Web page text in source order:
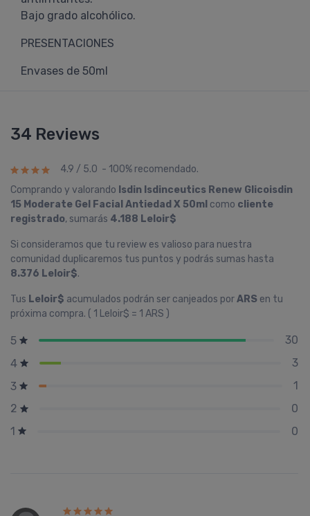
Bajo grado alcohólico.
PRESENTACIONES
Envases de 50ml
34 Reviews
4.9 / 5.0 - 100% recomendado.
Comprando y valorando Isdin Isdinceutics Renew Glicoisdin
15 Moderate Gel Facial Antiedad X 50ml como cliente
registrado, sumarás 4.188 Leloir$
Si consideramos que tu review es valioso para nuestra
comunidad duplicaremos tus puntos y podrás sumas hasta
8.376 Leloir$.
Tus Leloir$ acumulados podrán ser canjeados porARS en tu
próxima compra. ( 1 Leloir$ = 1 ARS )
5
30
4
3
3
1
2
0
1
0